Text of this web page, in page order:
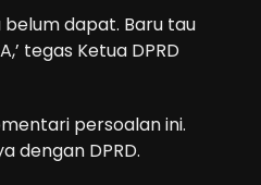
belum dapat. Baru tau
tegas Ketua DPRD
persoalan ini.
dengan DPRD.